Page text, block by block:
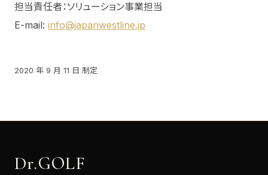
担当責任者：ソリューション事業担当
E-mail: info@japanwestline.jp
2020 年 9 月 11 日 制定
Dr.GOLF